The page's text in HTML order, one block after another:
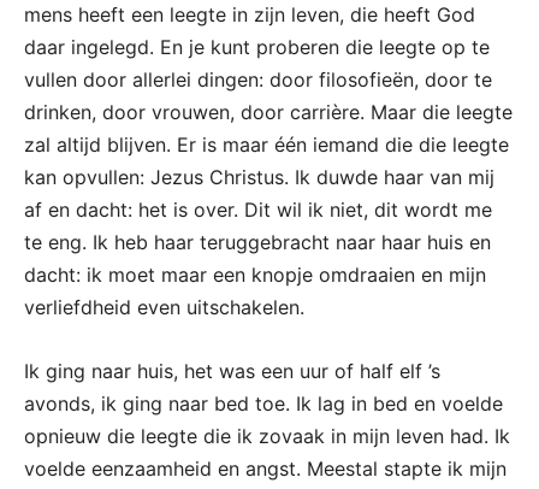
mens heeft een leegte in zijn leven, die heeft God
daar ingelegd. En je kunt proberen die leegte op te
vullen door allerlei dingen: door filosofieën, door te
drinken, door vrouwen, door carrière. Maar die leegte
zal altijd blijven. Er is maar één iemand die die leegte
kan opvullen: Jezus Christus. Ik duwde haar van mij
af en dacht: het is over. Dit wil ik niet, dit wordt me
te eng. Ik heb haar teruggebracht naar haar huis en
dacht: ik moet maar een knopje omdraaien en mijn
verliefdheid even uitschakelen.
Ik ging naar huis, het was een uur of half elf ’s
avonds, ik ging naar bed toe. Ik lag in bed en voelde
opnieuw die leegte die ik zovaak in mijn leven had. Ik
voelde eenzaamheid en angst. Meestal stapte ik mijn